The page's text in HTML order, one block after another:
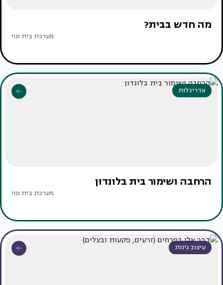
מה חדש בבית?
מערכת בית ונוי
אדריכלות
הרחבה ושימור בית בלונדון
מערכת בית ונוי
עיצוב גינות